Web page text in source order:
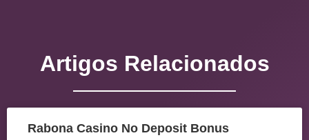
Artigos Relacionados
Rabona Casino No Deposit Bonus